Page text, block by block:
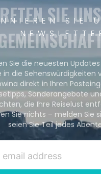
SIE
SIE
Sie die neuesten
in die Sehenswürdigkeiten
direkt in Ihren
Sonderangebote
die Ihre Reiselust
Sie nichts – melden Sie
seien Sie Teil jedes